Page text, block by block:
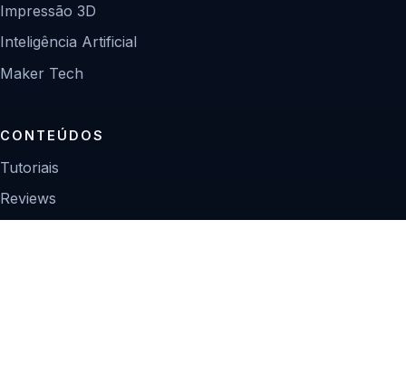
Impressão 3D
Inteligência Artificial
Maker Tech
CONTEÚDOS
Tutoriais
Reviews